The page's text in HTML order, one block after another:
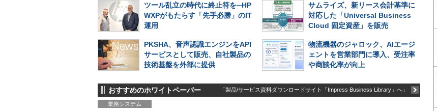
ツール乱立の時代に終止符を─HP
WXPがもたらす「先手必勝」のIT
運用
サムライズ、新リース会計基準に
対応した「Universal Business
Cloud 固定資産」を販売
PKSHA、音声認識エンジンをAPI
サービスとして販売、自社製品の
技術基盤を外部に提供
物流機器のジャロック、AIエージ
ェントを営業部門に導入、受注率
や商談化率が向上
おすすめのホワイトペーパー 「製品/サービス資料ダウンロードサイト「Impress Business Library」へ」
業務システム